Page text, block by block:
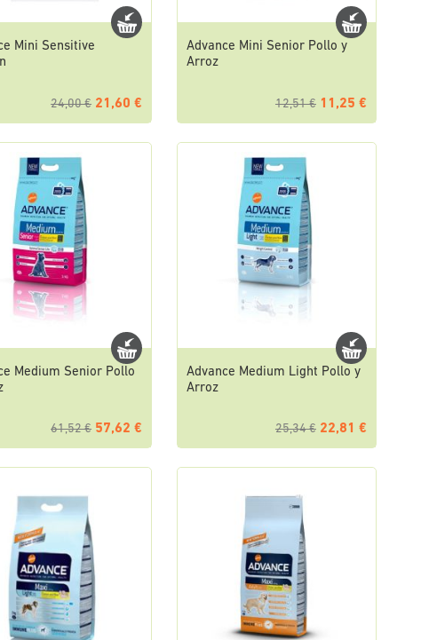
Mini Sensitive
24,00 € 21,60 €
Advance Mini Senior Pollo y
Arroz
12,51 € 11,25 €
Medium Senior Pollo
61,52 € 57,62 €
Advance Medium Light Pollo y
Arroz
25,34 € 22,81 €